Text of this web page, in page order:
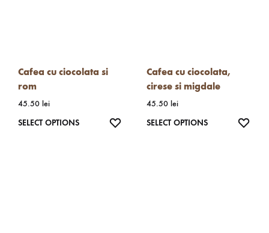
Cafea cu ciocolata si
rom
45.50 lei
SELECT OPTIONS
WISHLIST
Cafea cu ciocolata,
cirese si migdale
45.50 lei
SELECT OPTIONS